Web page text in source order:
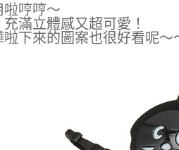
啦哼哼～
滿立體感又超可愛！
下來的圖案也很好看呢～